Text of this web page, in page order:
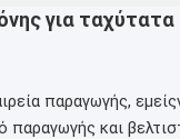
για
παραγωγής, εμείς
και